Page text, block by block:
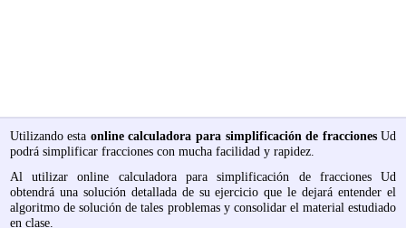
Utilizando esta online calculadora para simplificación de fraccionesUd
podrá simplificar fracciones con mucha facilidad y rapidez.
Al utilizar online calculadora para simplificación de fracciones Ud
obtendrá una solución detallada de su ejercicio que le dejará entender el
algoritmo de solución de tales problemas y consolidar el material estudiado
en clase.